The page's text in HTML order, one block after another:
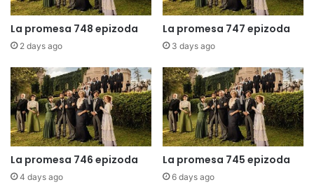
La promesa 748 epizoda
2 days ago
La promesa 747 epizoda
3 days ago
La promesa 746 epizoda
4 days ago
La promesa 745 epizoda
6 days ago